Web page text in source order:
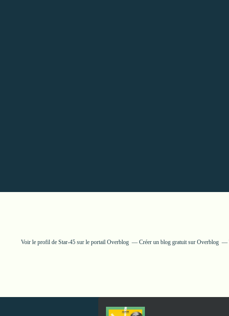
Voir le profil de Star-45 sur le portail Overblog Créer un blog gratuit sur Overblog